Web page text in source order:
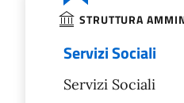
STRUTTURA
Servizi Sociali
Servizi Sociali